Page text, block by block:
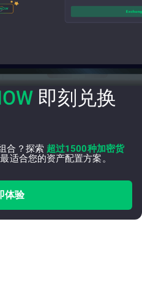
即刻兑换
合？探索 超过1500种加密货
适合您的资产配置方案。
体验